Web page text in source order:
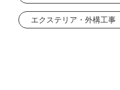
エクステリア・外構工事